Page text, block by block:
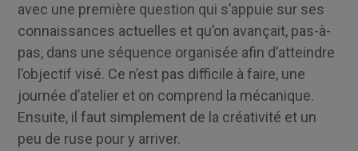
avec une première question qui s’appuie sur ses
connaissances actuelles et qu’on avançait, pas-à-
pas, dans une séquence organisée afin d’atteindre
l’objectif visé. Ce n’est pas difficile à faire, une
journée d’atelier et on comprend la mécanique.
Ensuite, il faut simplement de la créativité et un
peu de ruse pour y arriver.